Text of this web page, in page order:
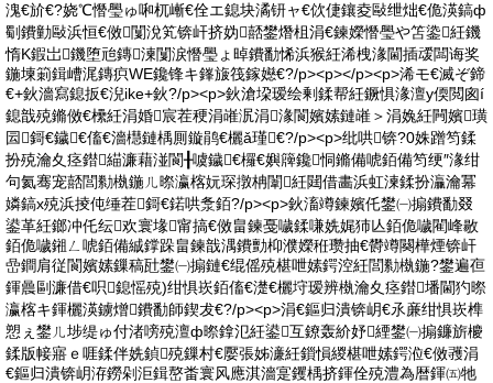
溾€斺€?娆℃憯璺ゅ啝杌嶃€佺エ鎴块潏钘ャ€佽倢鑲夌敺绁炪€佹渶鎬ф
劅鐨勭敺浜恒€傚闅涗笂锛屽挤妫嚭鐢熸柤涓€鍊嬫憯璺や笘鍌紝鐖
惰Κ鍜岀鐖堕兘鏄湅闅涙憯璺ょ晫鐨勫悕浜猴紝浠栧湪閫插叆闆诲奖
鍦堜箣鍓嶆浘鏄疻WE鑱锋キ鎽旇筏鎵嬨€?/p><p></p><p>浠モ€滅ぞ鍗
€+鈥濇寫鎴扳€淣ike+鈥?/p><p>鈥滄垜瑷绘剰鍒帮紝鐝惧湪澶у偄閲囪í
鎴戠殑鏅傚€欙紝涓婚宸茬稉涓嶉泦涓湪閬嬪嫊鏈嶉＞涓婏紝闁嬪璜
囩鎶€鐬€傗€濇櫘鏈楀厠鏇鹃€欐ǎ瑾€?/p><p>纰哄锛?0姝蹭笉鍒
扮殑瀹夊痉鐟緢濂藉湴閬╂噳鐬€欏€嬩簰鑱恫鏅備唬銆備笉绠″湪绀
句氦骞宠嚭閭勬槸鍦ㄦ暩瀛楁妧琛撴柟闈紝閮借畵浜虹湅鍒扮灜瀹冪
嫾鎬х殑浜掕伅缍茬鎶€鍩哄洜銆?/p><p>鈥滀竴鍊嬪仛鐢㈠搧鐨勫叕
鍙革紝鎯冲仛纭欢寰堟甯搞€傚畠鍊戞噦鍒嗛姺娓犻亾銆佹噦閵峰敭
銆佹噦鎺ㄥ唬銆備絾鐣跺畠鍊戠湡鐨勯枊濮嬫秹瓒抽€欎竴闋樺煙锛屽
嵒鐧肩従閬嬪嫊鏁稿瓧鐢㈠搧鏈€绲傜殑椹呭嫊鍔涳紝閭勬槸鍦?鐢遍亱
鍕曟剾濂借€呮鎴愮殑)绀惧崁銆傗€濋€欐垨瑷辨槸瀹夊痉鐟墦閫犳暩
瀛楁キ鍕欐渶鐪熷鐨勫師鍥犮€?/p><p>涓€鏂归潰锛岄€氶亷绀惧崁榫
愬ぇ鐢ㄦ埗缇ゅ付渚嗙殑澶ф暩鎿氾紝鍙互鐐轰紒妤緸鐢㈠搧鐮旂櫦
鍒版帹寤ｅ啀鍒伴姺鍞殑鏁村€嬮張姊濓紝鎻愪緵椹呭嫊鍔涖€傚彟涓
€鏂归潰锛岄洊鐒剁洰鍓嶅畨寰风應淇濇寔钁楀挤鍕佺殑澧為暦鍕㈤牠